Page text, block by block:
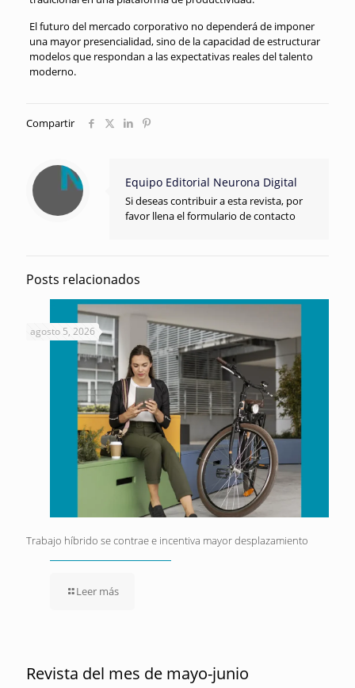
El futuro del mercado corporativo no dependerá de imponer
una mayor presencialidad, sino de la capacidad de estructurar
modelos que respondan a las expectativas reales del talento
moderno.
Compartir
Equipo Editorial Neurona Digital
Si deseas contribuir a esta revista, por
favor llena el formulario de contacto
Posts relacionados
agosto 5, 2026
Trabajo híbrido se contrae e incentiva mayor desplazamiento
Leer más
Revista del mes de mayo-junio